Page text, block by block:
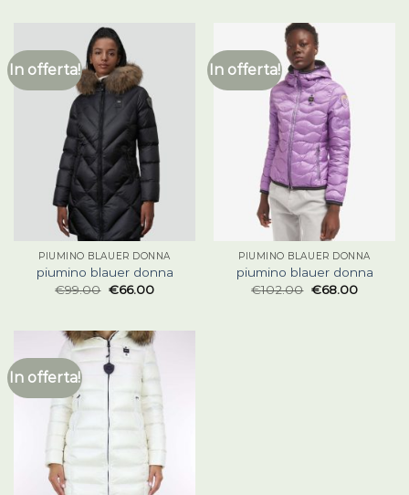
In offerta!
PIUMINO BLAUER DONNA
piumino blauer donna
€99.00 €66.00
In offerta!
PIUMINO BLAUER DONNA
piumino blauer donna
€102.00 €68.00
In offerta!